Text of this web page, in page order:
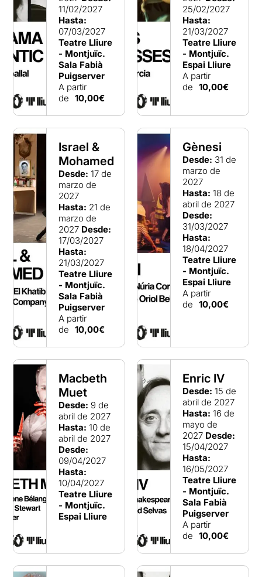
11/02/2027
Hasta:
07/03/2027
Teatre Lliure
- Montjuïc.
Sala Fabià
Puigserver
A partir
de 10,00€
25/02/2027
Hasta:
21/03/2027
Teatre Lliure
- Montjuïc.
Espai Lliure
A partir
de 10,00€
Israel &
Mohamed
Desde: 17 de
marzo de
2027
Hasta: 21 de
marzo de
2027 Desde:
17/03/2027
Hasta:
21/03/2027
Teatre Lliure
- Montjuïc.
Sala Fabià
Puigserver
A partir
de 10,00€
Gènesi
Desde: 31 de
marzo de
2027
Hasta: 18 de
abril de 2027
Desde:
31/03/2027
Hasta:
18/04/2027
Teatre Lliure
- Montjuïc.
Espai Lliure
A partir
de 10,00€
Macbeth
Muet
Desde: 9 de
abril de 2027
Hasta: 10 de
abril de 2027
Desde:
09/04/2027
Hasta:
10/04/2027
Teatre Lliure
- Montjuïc.
Espai Lliure
Enric IV
Desde: 15 de
abril de 2027
Hasta: 16 de
mayo de
2027 Desde:
15/04/2027
Hasta:
16/05/2027
Teatre Lliure
- Montjuïc.
Sala Fabià
Puigserver
A partir
de 10,00€